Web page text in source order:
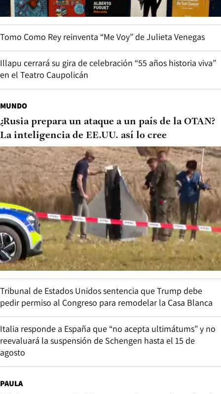
Tomo Como Rey reinventa “Me Voy” de Julieta Venegas
Illapu cerrará su gira de celebración “55 años historia viva”
en el Teatro Caupolicán
MUNDO
¿Rusia prepara un ataque a un país de la OTAN?
La inteligencia de EE.UU. así lo cree
Tribunal de Estados Unidos sentencia que Trump debe
pedir permiso al Congreso para remodelar la Casa Blanca
Italia responde a España que “no acepta ultimátums” y no
reevaluará la suspensión de Schengen hasta el 15 de
agosto
PAULA